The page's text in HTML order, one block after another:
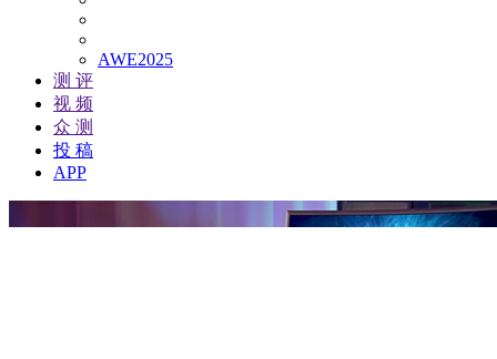
AWE2025
测 评
视 频
众 测
投 稿
APP